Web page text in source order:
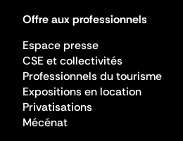
Offre aux professionnels
Espace presse
CSE et collectivités
Professionnels du tourisme
Expositions en location
Privatisations
Mécénat